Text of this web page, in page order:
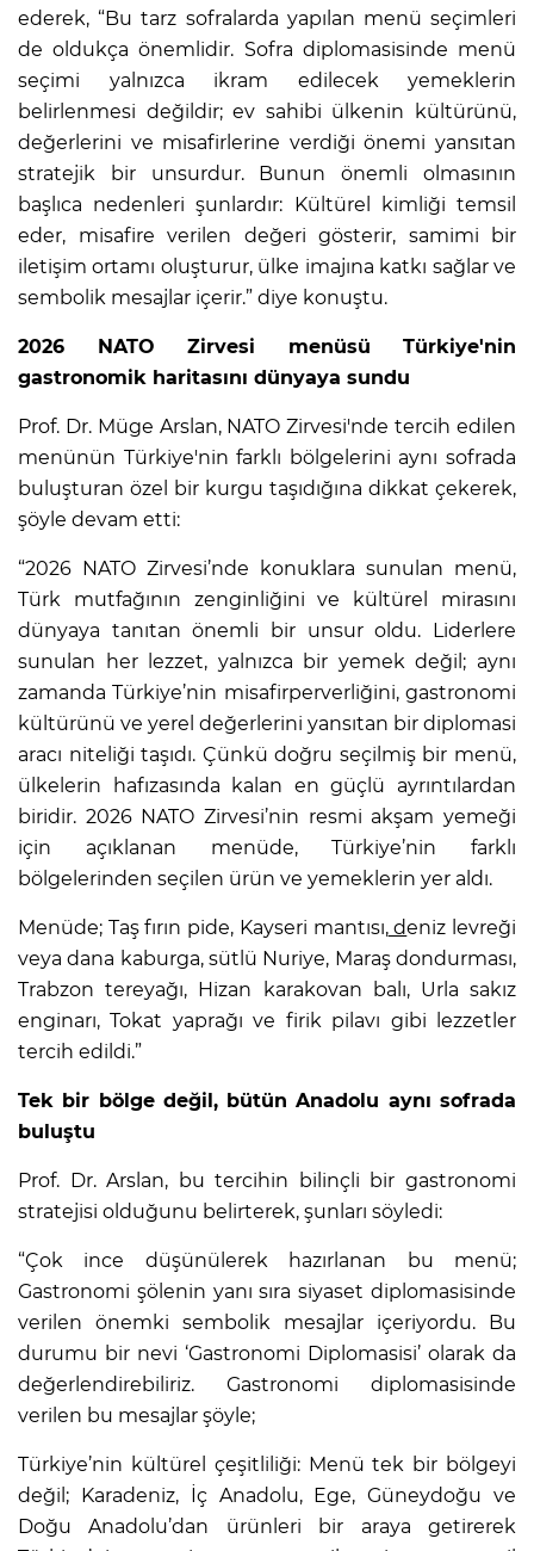
ederek, “Bu tarz sofralarda yapılan menü seçimleri
de oldukça önemlidir. Sofra diplomasisinde menü
seçimi yalnızca ikram edilecek yemeklerin
belirlenmesi değildir; ev sahibi ülkenin kültürünü,
değerlerini ve misafirlerine verdiği önemi yansıtan
stratejik bir unsurdur. Bunun önemli olmasının
başlıca nedenleri şunlardır: Kültürel kimliği temsil
eder, misafire verilen değeri gösterir, samimi bir
iletişim ortamı oluşturur, ülke imajına katkı sağlar ve
sembolik mesajlar içerir.” diye konuştu.
2026 NATO Zirvesi menüsü Türkiye'nin
gastronomik haritasını dünyaya sundu
Prof. Dr. Müge Arslan, NATO Zirvesi'nde tercih edilen
menünün Türkiye'nin farklı bölgelerini aynı sofrada
buluşturan özel bir kurgu taşıdığına dikkat çekerek,
şöyle devam etti:
“2026 NATO Zirvesi’nde konuklara sunulan menü,
Türk mutfağının zenginliğini ve kültürel mirasını
dünyaya tanıtan önemli bir unsur oldu. Liderlere
sunulan her lezzet, yalnızca bir yemek değil; aynı
zamanda Türkiye’nin misafirperverliğini, gastronomi
kültürünü ve yerel değerlerini yansıtan bir diplomasi
aracı niteliği taşıdı. Çünkü doğru seçilmiş bir menü,
ülkelerin hafızasında kalan en güçlü ayrıntılardan
biridir. 2026 NATO Zirvesi’nin resmi akşam yemeği
için açıklanan menüde, Türkiye’nin farklı
bölgelerinden seçilen ürün ve yemeklerin yer aldı.
Menüde; Taş fırın pide, Kayseri mantısı,deniz levreği
veya dana kaburga, sütlü Nuriye, Maraş dondurması,
Trabzon tereyağı, Hizan karakovan balı, Urla sakız
enginarı, Tokat yaprağı ve firik pilavı gibi lezzetler
tercih edildi.”
Tek bir bölge değil, bütün Anadolu aynı sofrada
buluştu
Prof. Dr. Arslan, bu tercihin bilinçli bir gastronomi
stratejisi olduğunu belirterek, şunları söyledi:
“Çok ince düşünülerek hazırlanan bu menü;
Gastronomi şölenin yanı sıra siyaset diplomasisinde
verilen önemki sembolik mesajlar içeriyordu. Bu
durumu bir nevi ‘Gastronomi Diplomasisi’ olarak da
değerlendirebiliriz. Gastronomi diplomasisinde
verilen bu mesajlar şöyle;
Türkiye’nin kültürel çeşitliliği: Menü tek bir bölgeyi
değil; Karadeniz, İç Anadolu, Ege, Güneydoğu ve
Doğu Anadolu’dan ürünleri bir araya getirerek